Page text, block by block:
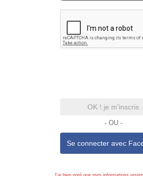
OK ! je m'inscris
- OU -
Se connecter avec
J'ai bien noté que mes informations